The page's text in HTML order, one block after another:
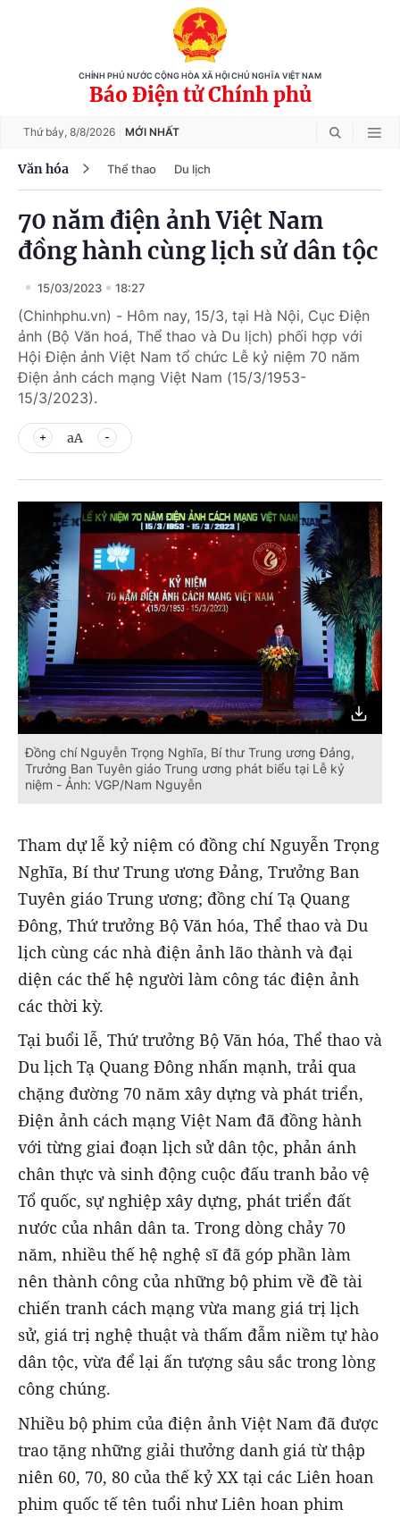
CHÍNH PHỦ NƯỚC CỘNG HÒA XÃ HỘI CHỦ NGHĨA VIỆT NAM
Báo Điện tử Chính phủ
Thứ bảy, 8/8/2026 MỚI NHẤT
Văn hóa Thể thao Du lịch
70 năm điện ảnh Việt Nam
đồng hành cùng lịch sử dân tộc
15/03/2023 18:27
(Chinhphu.vn) - Hôm nay, 15/3, tại Hà Nội, Cục Điện
ảnh (Bộ Văn hoá, Thể thao và Du lịch) phối hợp với
Hội Điện ảnh Việt Nam tổ chức Lễ kỷ niệm 70 năm
Điện ảnh cách mạng Việt Nam (15/3/1953-
15/3/2023).
aA
Đồng chí Nguyễn Trọng Nghĩa, Bí thư Trung ương Đảng,
Trưởng Ban Tuyên giáo Trung ương phát biểu tại Lễ kỷ
niệm - Ảnh: VGP/Nam Nguyễn
Tham dự lễ kỷ niệm có đồng chí Nguyễn Trọng
Nghĩa, Bí thư Trung ương Đảng, Trưởng Ban
Tuyên giáo Trung ương; đồng chí Tạ Quang
Đông, Thứ trưởng Bộ Văn hóa, Thể thao và Du
lịch cùng các nhà điện ảnh lão thành và đại
diện các thế hệ người làm công tác điện ảnh
các thời kỳ.
Tại buổi lễ, Thứ trưởng Bộ Văn hóa, Thể thao và
Du lịch Tạ Quang Đông nhấn mạnh, trải qua
chặng đường 70 năm xây dựng và phát triển,
Điện ảnh cách mạng Việt Nam đã đồng hành
với từng giai đoạn lịch sử dân tộc, phản ánh
chân thực và sinh động cuộc đấu tranh bảo vệ
Tổ quốc, sự nghiệp xây dựng, phát triển đất
nước của nhân dân ta. Trong dòng chảy 70
năm, nhiều thế hệ nghệ sĩ đã góp phần làm
nên thành công của những bộ phim về đề tài
chiến tranh cách mạng vừa mang giá trị lịch
sử, giá trị nghệ thuật và thấm đẫm niềm tự hào
dân tộc, vừa để lại ấn tượng sâu sắc trong lòng
công chúng.
Nhiều bộ phim của điện ảnh Việt Nam đã được
trao tặng những giải thưởng danh giá từ thập
niên 60, 70, 80 của thế kỷ XX tại các Liên hoan
phim quốc tế tên tuổi như Liên hoan phim